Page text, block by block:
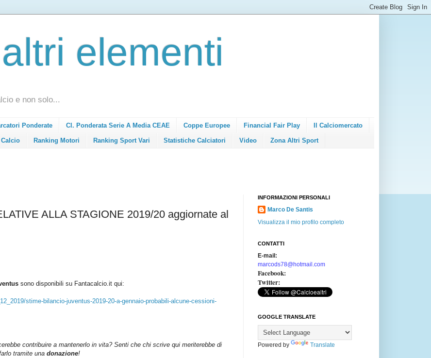
elementi
e non solo...
Ponderate Cl. Ponderata Serie A Media CEAE Coppe Europee Financial Fair Play Il Calciomercato
Calcio Ranking Motori Ranking Sport Vari Statistiche Calciatori Video Zona Altri Sport
ALLA STAGIONE 2019/20 aggiornate al
sono disponibili su Fantacalcio.it qui:
stime-bilancio-juventus-2019-20-a-gennaio-probabili-alcune-cessioni-
contribuire a mantenerlo in vita? Senti che chi scrive qui meriterebbe di
tramite una donazione!
INFORMAZIONI PERSONALI
Marco De Santis
Visualizza il mio profilo completo
CONTATTI
E-mail:
marcods78@hotmail.com
Facebook:
Twitter:
GOOGLE TRANSLATE
Powered by Translate